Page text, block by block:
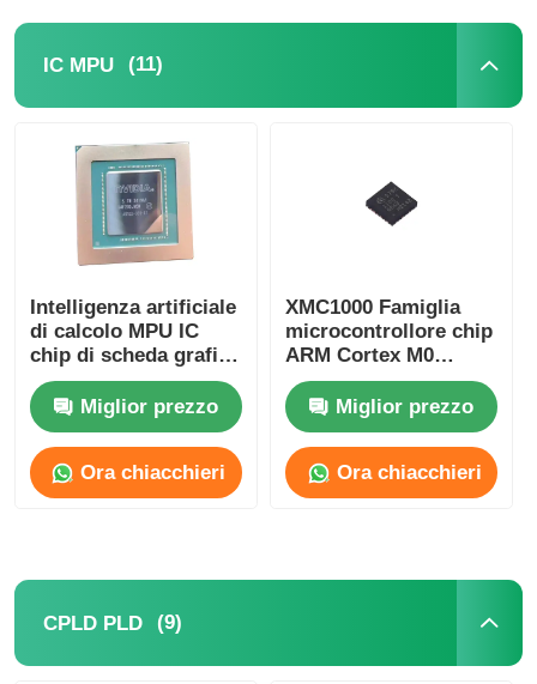
Casi
Unità del microcontroller di MCU
IC MPU
CPLD PLD
Chip di memoria di DRAM
IC MPU (11)
Intelligenza artificiale
di calcolo MPU IC
chip di scheda grafica
AD102-301-A1
Miglior prezzo
Ora chiacchieri
XMC1000 Famiglia
microcontrollore chip
ARM Cortex M0
Miglior prezzo
Ora chiacchieri
CPLD PLD (9)